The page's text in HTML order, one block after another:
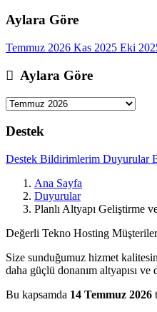
Aylara Göre
Temmuz 2026 Kas 2025 Eki
Aylara Göre
Destek
Destek Bildirimlerim Duyurular
Ana Sayfa
Duyurular
Planlı Altyapı Geliştirme
Değerli Tekno Hosting
Size sunduğumuz hizmet
daha güçlü donanım altyapısı
Bu kapsamda 14 Temmuz 2026